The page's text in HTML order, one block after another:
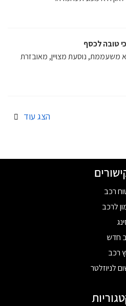
טובה לכסף
משעממת, נוסעת מצויין, מאובזרת
הצג עוד
רכב
לרכב
חדש
רכב
לניוזלטר